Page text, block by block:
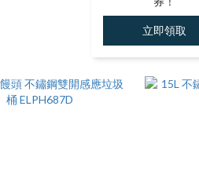
立即領取
商品排序